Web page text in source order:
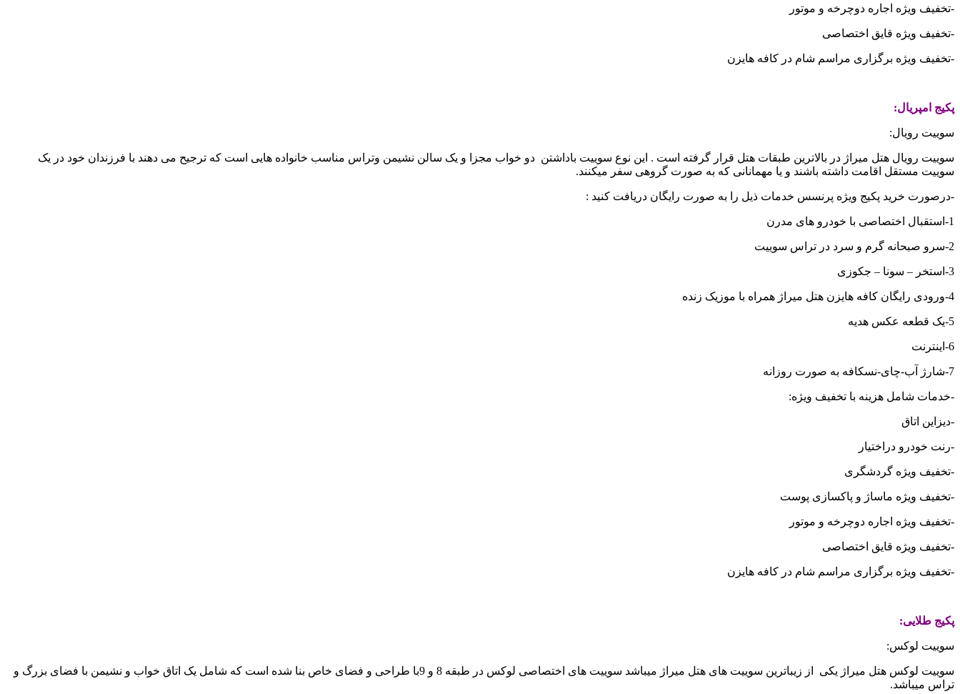
-تخفیف ویژه اجاره دوچرخه و موتور
-تخفیف ویژه قایق اختصاصی
-تخفیف ویژه برگزاری مراسم شام در کافه هایزن
پکیج امپریال:
سوییت رویال:
سوییت رویال هتل میراژ در بالاترین طبقات هتل قرار گرفته است . این نوع سوییت باداشتن دو خواب مجزا و یک سالن نشیمن وتراس مناسب خانواده هایی است که ترجیح می دهند با فرزندان خود در یک
سوییت مستقل اقامت داشته باشند و یا مهمانانی که به صورت گروهی سفر میکنند.
-درصورت خرید پکیج ویژه پرنسس خدمات ذیل را به صورت رایگان دریافت کنید :
1-استقبال اختصاصی با خودرو های مدرن
2-سرو صبحانه گرم و سرد در تراس سوییت
3-استخر – سونا – جکوزی
4-ورودی رایگان کافه هایزن هتل میراژ همراه با موزیک زنده
5-یک قطعه عکس هدیه
6-اینترنت
7-شارژ آب-چای-نسکافه به صورت روزانه
-خدمات شامل هزینه با تخفیف ویژه:
-دیزاین اتاق
-رنت خودرو دراختیار
-تخفیف ویژه گردشگری
-تخفیف ویژه ماساژ و پاکسازی پوست
-تخفیف ویژه اجاره دوچرخه و موتور
-تخفیف ویژه قایق اختصاصی
-تخفیف ویژه برگزاری مراسم شام در کافه هایزن
پکیج طلایی:
سوییت لوکس:
سوییت لوکس هتل میراژ یکی از زیباترین سوییت های هتل میراژ میباشد سوییت های اختصاصی لوکس در طبقه 8 و 9با طراحی و فضای خاص بنا شده است که شامل یک اتاق خواب و نشیمن با فضای بزرگ و
تراس میباشد.